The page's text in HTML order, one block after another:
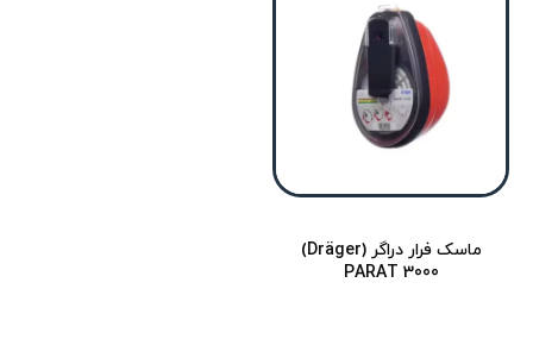
ماسک فرار دراگر (Dräger)
PARAT 3000